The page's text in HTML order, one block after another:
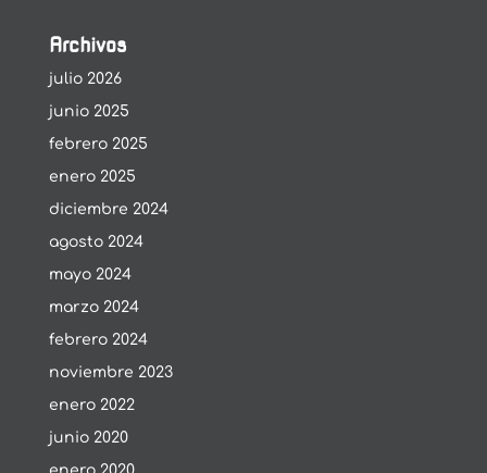
Archivos
julio 2026
junio 2025
febrero 2025
enero 2025
diciembre 2024
agosto 2024
mayo 2024
marzo 2024
febrero 2024
noviembre 2023
enero 2022
junio 2020